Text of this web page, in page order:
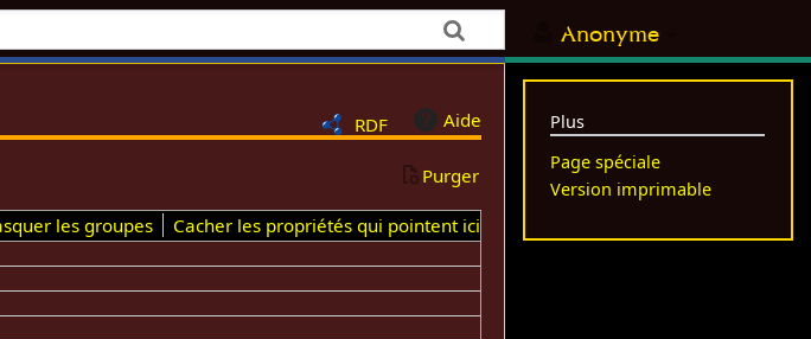
Anonyme
RDF Aide
Purger
les groupes
Cacher les propriétés qui pointent ici
Plus
Page spéciale
Version imprimable